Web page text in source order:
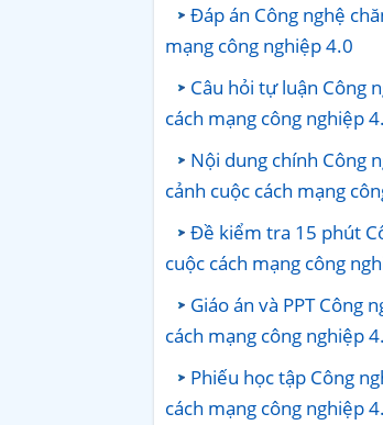
Đáp án Công nghệ
mạng công nghiệp 4.0
Câu hỏi tự luận Công
cách mạng công nghiệp
Nội dung chính Công
cảnh cuộc cách mạng
Đề kiểm tra 15 phút
cuộc cách mạng công
Giáo án và PPT Công
cách mạng công nghiệp
Phiếu học tập Công
cách mạng công nghiệp